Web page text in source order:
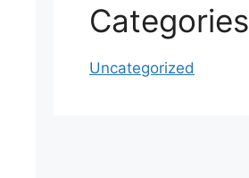
Categories
Uncategorized